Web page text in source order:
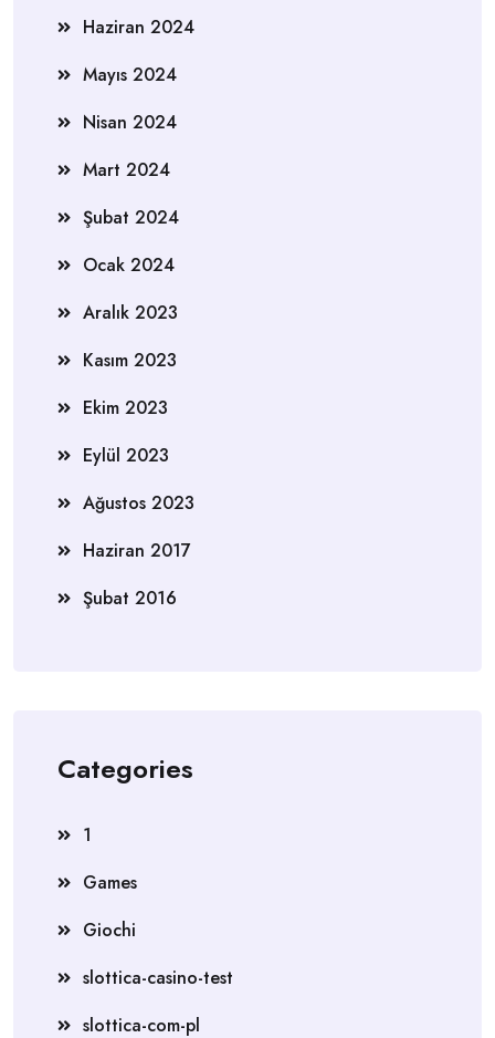
Haziran 2024
Mayıs 2024
Nisan 2024
Mart 2024
Şubat 2024
Ocak 2024
Aralık 2023
Kasım 2023
Ekim 2023
Eylül 2023
Ağustos 2023
Haziran 2017
Şubat 2016
Categories
1
Games
Giochi
slottica-casino-test
slottica-com-pl